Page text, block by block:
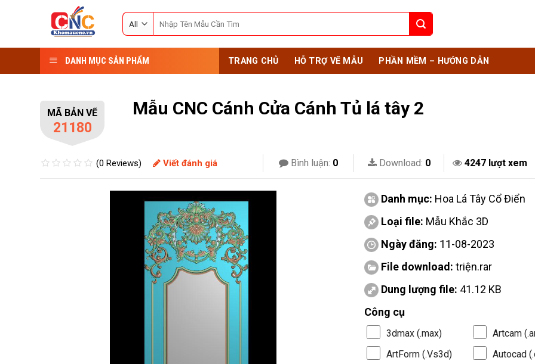
for:
DANH MỤC SẢN PHẨM TRANG CHỦ HỖ TRỢ VẼ MẪU PHẦN MỀM – HƯỚNG DẪN
MÃ BẢN VẼ
21180
Mẫu CNC Cánh Cửa Cánh Tủ lá tây 2
(0 Reviews) Viết đánh giá Bình luận: 0 Download: 0 4247 lượt xem
Danh mục: Hoa Lá Tây Cổ Điển
Loại file: Mẫu Khắc 3D
Ngày đăng: 11-08-2023
File download: triện.rar
Dung lượng file: 41.12 KB
Công cụ
3dmax (.max)
Artcam
ArtForm (.Vs3d)
Autocad